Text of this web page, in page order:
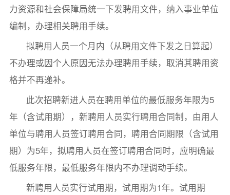
力资源和社会保障局统一下发聘用文件，纳入事业单位
编制，办理相关聘用手续。
拟聘用人员一个月内（从聘用文件下发之日算起）
不办理或因个人原因无法办理聘用手续，取消其聘用资
格并不再递补。
此次招聘新进人员在聘用单位的最低服务年限为5
年（含试用期），新聘用人员实行聘用合同制，由用人
单位与聘用人员签订聘用合同，聘用合同期限（含试用
期）为5年，拟聘用人员在签订聘用合同时，应明确最
低服务年限，最低服务年限内不办理调动手续。
新聘用人员实行试用期，试用期为1年。试用期